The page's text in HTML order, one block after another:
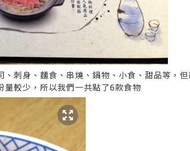
刺身、麵食、串燒、鍋物、小食、甜品等，但
較少，所以我們一共點了6款食物